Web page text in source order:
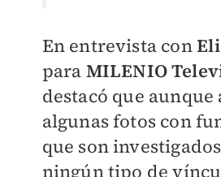
En entrevista con
para MILENIO
destacó que aunque
algunas fotos con
que son
ningún tipo de